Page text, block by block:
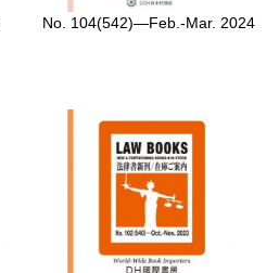
No. 104(542)—Feb.-Mar. 2024